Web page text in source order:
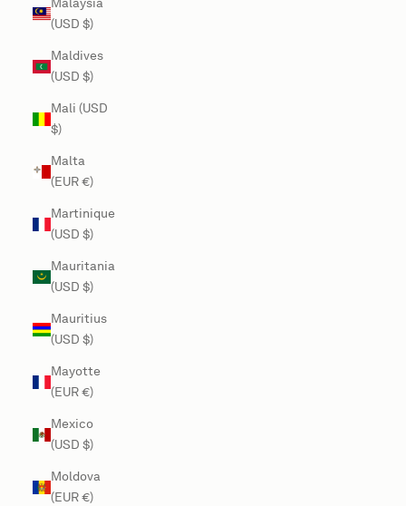
Malaysia
(USD $)
Maldives
(USD $)
Mali (USD
$)
Malta
(EUR €)
Martinique
(USD $)
Mauritania
(USD $)
Mauritius
(USD $)
Mayotte
(EUR €)
Mexico
(USD $)
Moldova
(EUR €)